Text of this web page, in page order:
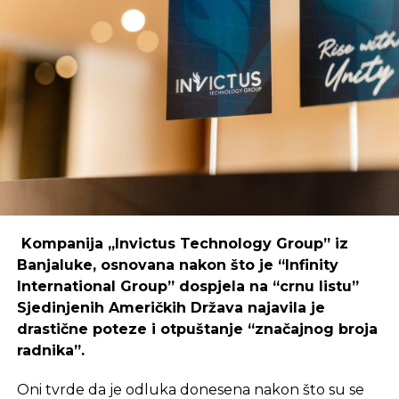
poduzetnika i kreativaca.
Primjer mostarskog CodeHuba pokazuje da
coworking prostori mogu uspješno djelovati i u
regijama koje nisu urbani centri, ali zahtijeva
podršku i ulaganja koja će omogućiti dugoročnu
održivost ovakvih inicijativa.
Ulaganje u coworking prostor u Čapljini moglo bi
postati ključan korak prema stvaranju napredne
poslovne klime, privlačenju novih profesionalaca te
Kompanija „Invictus Technology Group” iz
Banjaluke, osnovana nakon što je “Infinity
International Group” dospjela na “crnu listu”
Sjedinjenih Američkih Država najavila je
drastične poteze i otpuštanje “značajnog broja
radnika”.
Oni tvrde da je odluka donesena nakon što su se